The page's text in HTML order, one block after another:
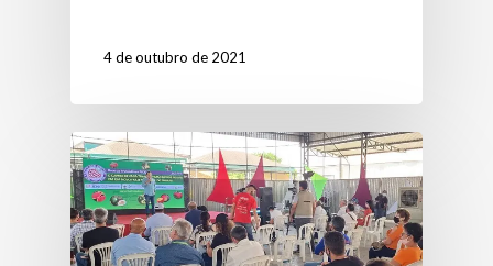
4 de outubro de 2021